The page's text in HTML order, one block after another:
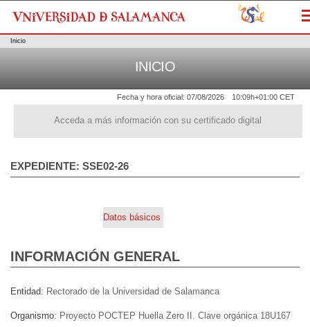
Fecha y hora oficial: 07/08/2026 10:09h+01:00 CET
Acceda a más información con su certificado digital
Inicio
INICIO
EXPEDIENTE: SSE02-26
Datos básicos
INFORMACIÓN GENERAL
Entidad Rectorado de la Universidad de Salamanca
Organismo Proyecto POCTEP Huella Zero II. Clave orgánica 18U167